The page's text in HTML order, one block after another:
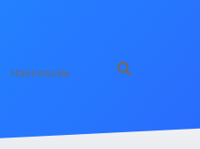
Hakkımızda